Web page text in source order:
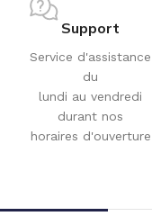
Support
Service d'assistance
du
lundi au vendredi
durant nos
horaires d'ouverture